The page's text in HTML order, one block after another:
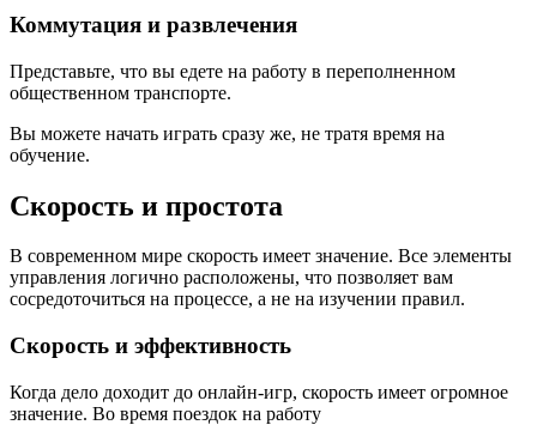
Коммутация и развлечения
Представьте, что вы едете на работу в переполненном
общественном транспорте.
Вы можете начать играть сразу же, не тратя время на
обучение.
Скорость и простота
В современном мире скорость имеет значение. Все элементы
управления логично расположены, что позволяет вам
сосредоточиться на процессе, а не на изучении правил.
Скорость и эффективность
Когда дело доходит до онлайн-игр, скорость имеет огромное
значение. Во время поездок на работу